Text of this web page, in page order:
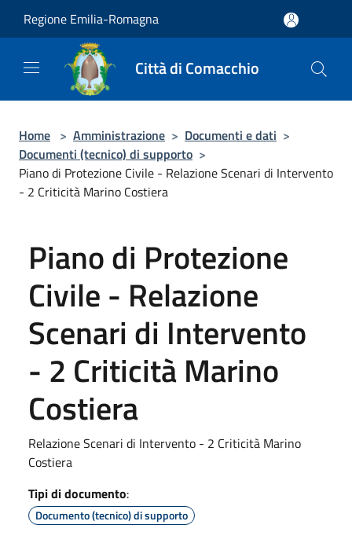
Regione Emilia-Romagna
Città di Comacchio
Home > Amministrazione > Documenti e dati >
Documenti (tecnico) di supporto >
Piano di Protezione Civile - Relazione Scenari di Intervento
- 2 Criticità Marino Costiera
Piano di Protezione
Civile - Relazione
Scenari di Intervento
- 2 Criticità Marino
Costiera
Relazione Scenari di Intervento - 2 Criticità Marino
Costiera
Tipi di documento:
Documento (tecnico) di supporto